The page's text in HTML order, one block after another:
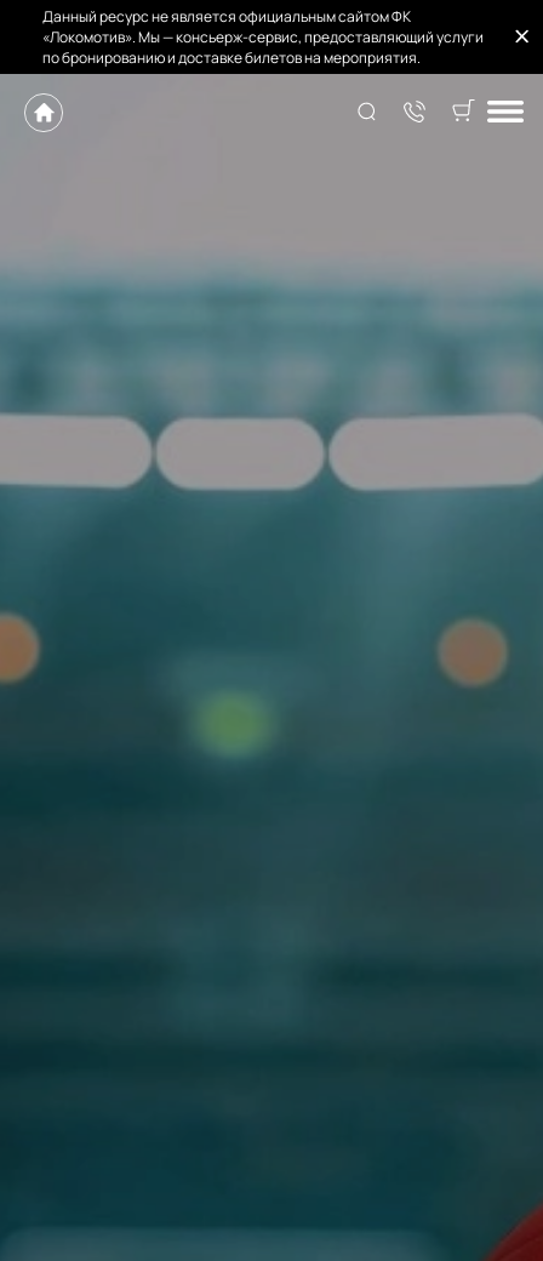
Данный ресурс не является официальным сайтом ФК
«Локомотив». Мы — консьерж-сервис, предоставляющий услуги
по бронированию и доставке билетов на мероприятия.